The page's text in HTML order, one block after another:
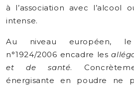
à l’association avec l’alcool
intense.
Au niveau européen, le
n°1924/2006 encadre les
et de santé.
énergisante en poudre ne